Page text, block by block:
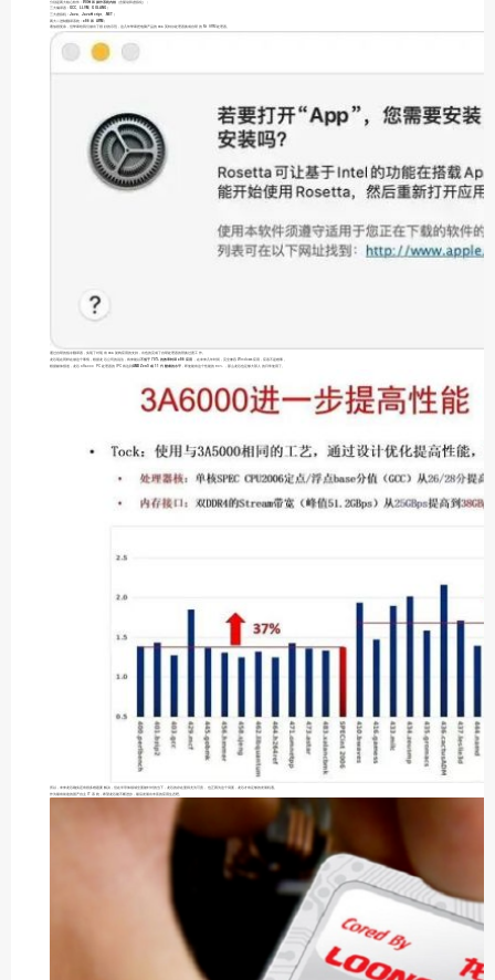
分别是两大核心软件： BIOS 和操作系统内核（含驱动和虚拟化）；
三大编译器：
GCC、LLVM、GOLANG；
三大虚拟机：Java、JavaScript、.NET；
两大二进制翻译系统：x86 和 ARM；
看似很复杂，但苹果给我们做出了很好的示范，这几年苹果把电脑产品的 x86 英特尔处理器换成自研的 M1 ARM 处理器。
通过自研的指令翻译器，实现了对现有 x86 架构应用的支持，出色的完成了自研处理器的替换过渡工作。
龙芯现在同样在做这个事情，根据龙芯公司的说法，将来能以不低于 70% 的效率转译 x86 应用
，在未来几年时间，完全兼容 Windows 应用，应该不是难事。
根据媒体报道，龙芯 3A6000 PC 处理器的 IPC 将达到AMD Zen3 或 11 代酷睿的水平，即使能有这个性能的 90% ，那么龙芯也足够大部人的日常使用了。
所以，未来龙芯确实还有很多难题要解决，但在半导体领域全面被针对的当下，龙芯的存在显得尤为可贵，也正因为这个局面，龙芯才有足够的发展机遇。
作为最有前途的国产自主 IT 系统，希望龙芯能不断进步，最后发展出丰富的应用生态吧。